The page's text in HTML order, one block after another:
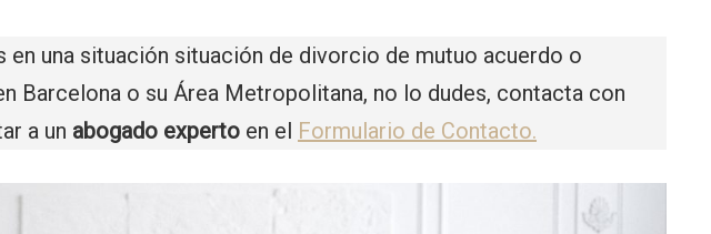
en una situación situación de divorcio de mutuo acuerdo o
Barcelona o su Área Metropolitana, no lo dudes, contacta con
a un abogado experto en el Formulario de Contacto.